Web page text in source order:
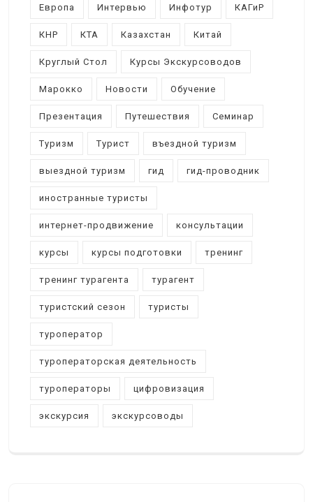
Европа Интервью Инфотур КАГиР
КНР КТА Казахстан Китай
Круглый Стол Курсы Экскурсоводов
Марокко Новости Обучение
Презентация Путешествия Семинар
Туризм Турист въездной туризм
выездной туризм гид гид-проводник
иностранные туристы
интернет-продвижение консультации
курсы курсы подготовки тренинг
тренинг турагента турагент
туристский сезон туристы
туроператор
туроператорская деятельность
туроператоры цифровизация
экскурсия экскурсоводы